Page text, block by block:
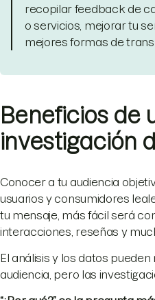
recopilar feedback de
o servicios, mejorar tu
mejores formas de
Beneficios de
investigación
Conocer a tu audiencia
usuarios y consumidores
tu mensaje, más fácil será
interacciones, reseñas y
El análisis y los datos
audiencia, pero las